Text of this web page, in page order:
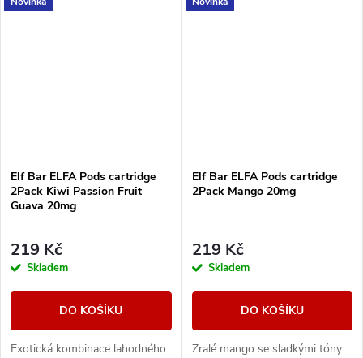
Elf Bar ELFA Pods cartridge
2Pack Kiwi Passion Fruit
Guava 20mg
219 Kč
Skladem
DO KOŠÍKU
Exotická kombinace lahodného
Elf Bar ELFA Pods cartridge
2Pack Mango 20mg
219 Kč
Skladem
DO KOŠÍKU
Zralé mango se sladkými tóny.